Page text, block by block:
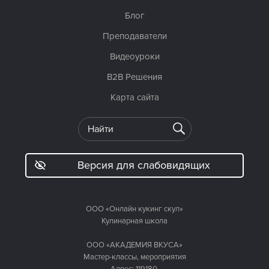
ООО «Онлайн кукинг скул»
Кулинарная школа
ООО «АКАДЕМИЯ ВКУСА»
Мастер-классы, мероприятия
Блог
Преподаватели
Видеоуроки
B2B Решения
Карта сайта
Версия для слабовидящих